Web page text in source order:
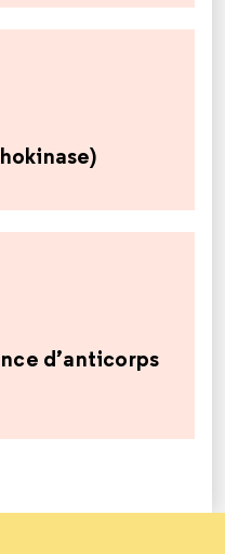
d’anticorps